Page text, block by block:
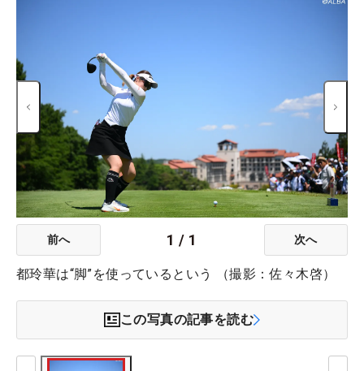
前へ 1 / 1 次へ
都玲華は“脚”を使っているという （撮影：佐々木啓）
この写真の記事を読む